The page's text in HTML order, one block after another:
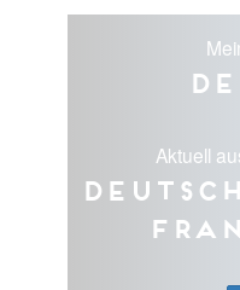
Aktuell